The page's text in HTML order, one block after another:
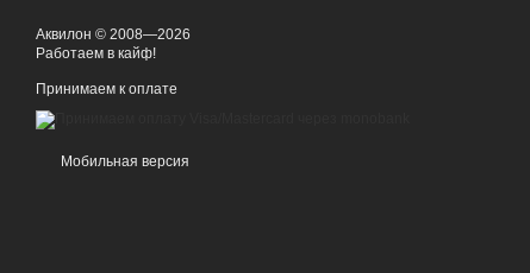
Аквилон © 2008—2026
Работаем в кайф!
Принимаем к оплате
Мобильная версия